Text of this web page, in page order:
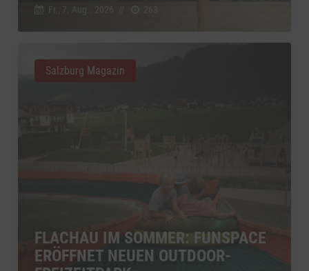
Fr., 7. Aug.. 2026 263
FLACHAU IM SOMMER: FUNSPACE
ERÖFFNET NEUEN OUTDOOR-
Salzburg Magazin